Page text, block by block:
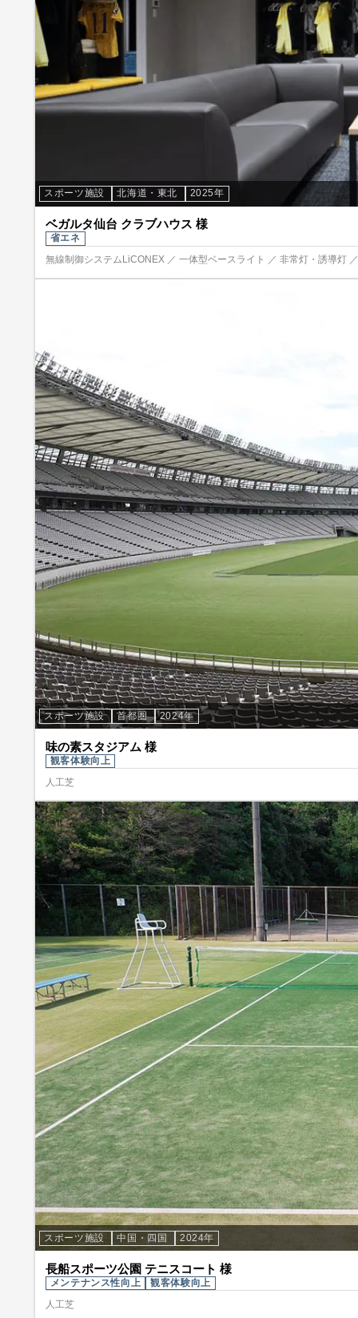
スポーツ施設 北海道・東北 2025年
ベガルタ仙台 クラブハウス 様
省エネ
無線制御システムLiCONEX ／ 一体型ベースライト ／ 非常灯・誘導灯
スポーツ施設 首都圏 2024年
味の素スタジアム 様
観客体験向上
人工芝
スポーツ施設 中国・四国 2024年
長船スポーツ公園 テニスコート 様
メンテナンス性向上
観客体験向上
人工芝